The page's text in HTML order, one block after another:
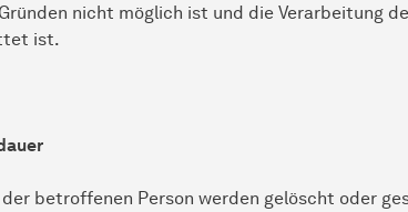
nicht möglich ist und die Verarbeitung
ist.
betroffenen Person werden gelöscht oder